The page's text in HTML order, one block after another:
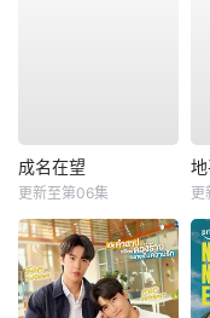
成名在望
更新至第06集 更